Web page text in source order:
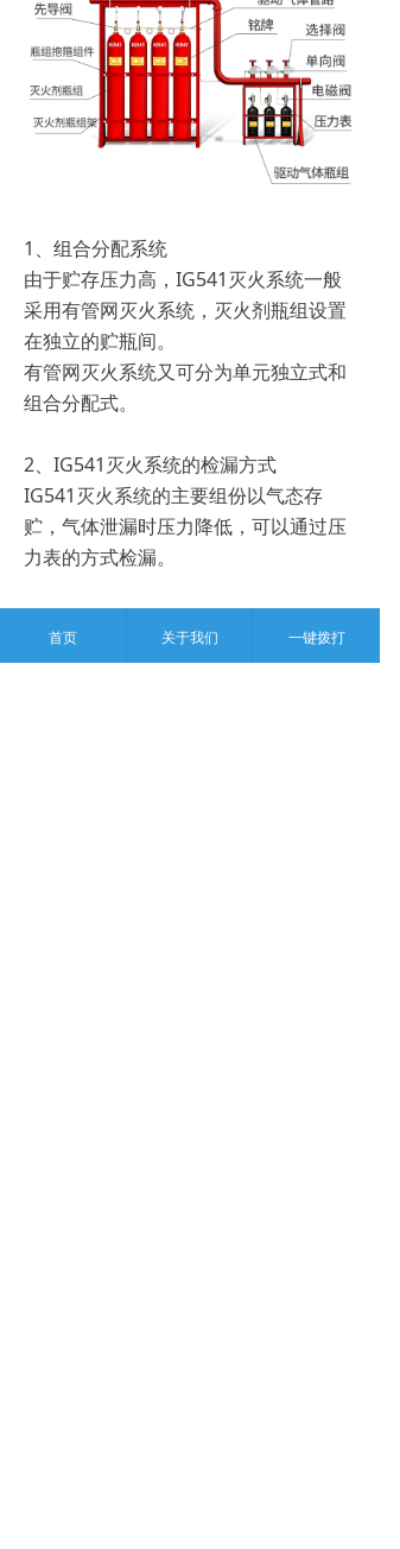
1、组合分配系统
由于贮存压力高，IG541灭火系统一般
采用有管网灭火系统，灭火剂瓶组设置
在独立的贮瓶间。
有管网灭火系统又可分为单元独立式和
组合分配式。
2、IG541灭火系统的检漏方式
IG541灭火系统的主要组份以气态存
贮，气体泄漏时压力降低，可以通过压
力表的方式检漏。
浸渍时间是指IG541喷放以后，需要在
¥ 电话
首页 关于我们 一键拨打